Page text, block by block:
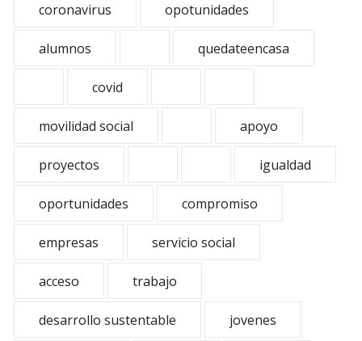
coronavirus opotunidades
alumnos quedateencasa
covid
movilidad social apoyo
proyectos igualdad
oportunidades compromiso
empresas servicio social
acceso trabajo
desarrollo sustentable jovenes